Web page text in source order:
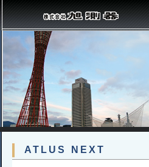
ATLUS NEXT